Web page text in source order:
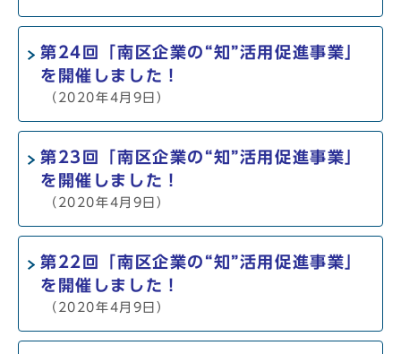
第24回「南区企業の“知”活用促進事業」
を開催しました！
（2020年4月9日）
第23回「南区企業の“知”活用促進事業」
を開催しました！
（2020年4月9日）
第22回「南区企業の“知”活用促進事業」
を開催しました！
（2020年4月9日）